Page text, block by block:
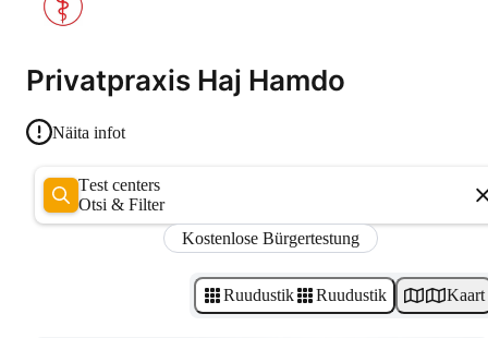
Privatpraxis Haj Hamdo
Näita infot
Test centers
Otsi & Filter
Kostenlose Bürgertestung
Ruudustik Ruudustik Kaart